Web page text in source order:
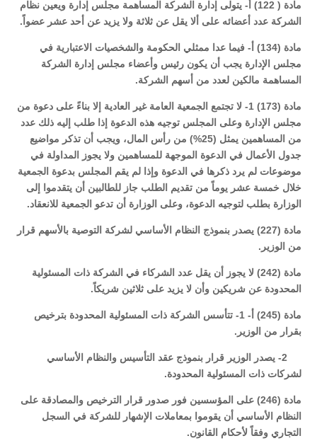
مادة ( 122) أ- يتولى إدارة الشركة المساهمة مجلس إدارة ويعين نظام
الشركة عدد أعضائه على ألا يقل عن ثلاثة ولا يزيد عن أحد عشر عضواً.
مادة (134) أ- فيما عدا ممثلي الحكومة والشخصيات الاعتبارية في
مجلس الإدارة يجب أن يكون رئيس وأعضاء مجلس إدارة الشركة
المساهمة مالكين لعدد من أسهم الشركة.
مادة (173) 1- لا تجتمع الجمعية العامة غير العادية إلا بناءً على دعوة من
مجلس الإدارة وعلى المجلس توجيه هذه الدعوة إذا طلب إليه ذلك عدد
من المساهمين يمثل (25%) من رأس المال، ويجب أن تذكر مواضيع
جدول الأعمال في الدعوة الموجهة للمساهمين ولا يجوز المداولة في
موضوعات لم يرد ذكرها في الدعوة وإذا لم يقم المجلس بدعوة الجمعية
خلال خمسة عشر يوماً من تقديم الطلب جاز للطالبين أن يتقدموا إلى
الوزارة بطلب لتوجيه الدعوة، وعلى الوزارة أن تدعو الجمعية للانعقاد.
مادة (227) يصدر بنموذج النظام الأساسي لشركة التوصية بالأسهم قرار
من الوزير.
مادة (242) لا يجوز أن يقل عدد الشركاء في الشركة ذات المسئولية
المحدودة عن شريكين وأن لا يزيد على ثلاثين شريكاً.
مادة (245) أ- 1- تتأسس الشركة ذات المسئولية المحدودة بترخيص
بقرار من الوزير.
2- يصدر الوزير قرار بنموذج عقد التأسيس والنظام الأساسي
لشركات ذات المسئولية المحدودة.
مادة (246) على المؤسسين فور صدور قرار الترخيص والمصادقة على
النظام الأساسي أن يقوموا بمعاملات الإشهار للشركة في السجل
التجاري وفقاً لأحكام القانون.